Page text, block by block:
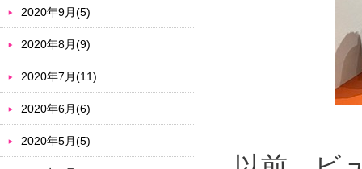
2020年9月(5)
2020年8月(9)
2020年7月(11)
2020年6月(6)
2020年5月(5)